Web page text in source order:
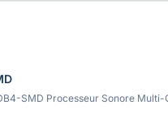
SMD Processeur Sonore Multi-